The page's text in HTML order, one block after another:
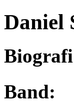
Daniel
Band: